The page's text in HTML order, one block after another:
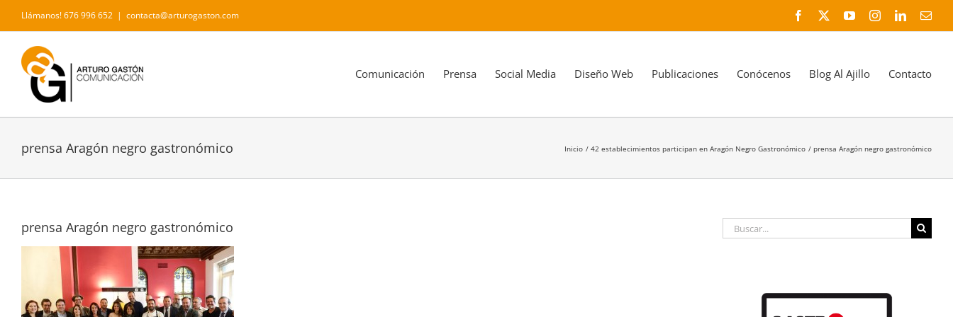
contenido
Llámanos! 676 996 652 | contacta@arturogaston.com Facebook YouTubeInstagramLinkedIn
Comunicación Prensa Social Media Diseño Web Publicaciones Conócenos Blog Al Ajillo Contacto
prensa Aragón negro gastronómico Inicio 42 establecimientos participan en Aragón Negro Gastronómico prensa Aragón negro gastronómico
prensa Aragón negro gastronómico Buscar: